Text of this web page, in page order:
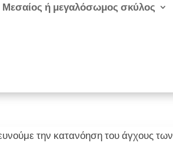
Μεσαίος ή μεγαλόσωμος σκύλος
την κατανόηση του άγχους των